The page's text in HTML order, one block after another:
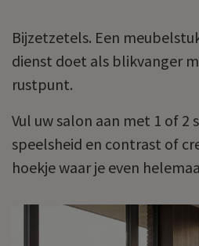
Bijzetzetels. Een
dienst doet als blikvanger
rustpunt.
Vul uw salon aan met 1 of 2
speelsheid en contrast of
hoekje waar je even